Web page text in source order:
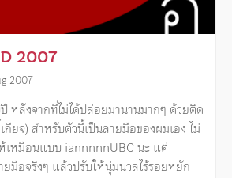
2007
2007
หลังจากที่ไม่ได้ปล่อยมานานมากๆ ด้วยติด
กียจ) สำหรับตัวนี้เป็นลายมือของผมเอง ไม่
ห้เหมือนแบบ iannnnnUBC นะ แต่
มือจริงๆ แล้วปรับให้นุ่มนวลไร้รอยหยัก